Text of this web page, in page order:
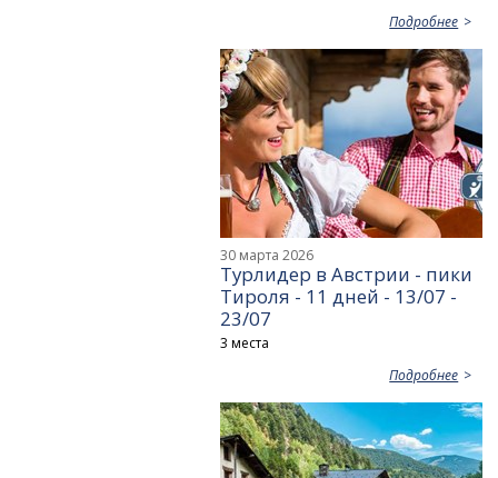
Подробнее
30 марта 2026
Турлидер в Австрии - пики
Тироля - 11 дней - 13/07 -
23/07
3 места
Подробнее